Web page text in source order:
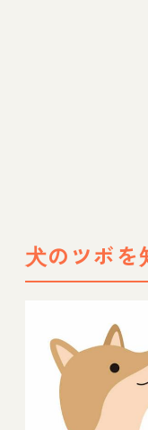
犬のツボを